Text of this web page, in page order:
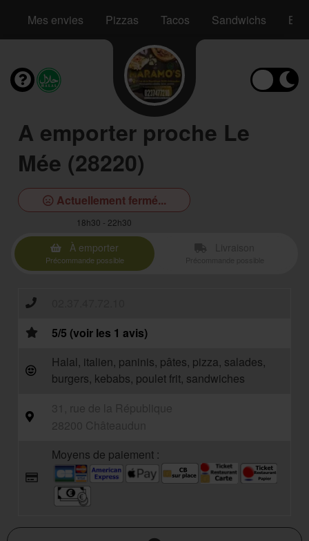
Mes envies Pizzas Tacos Sandwichs
A emporter proche Le
Mée (28220)
Actuellement fermé...
18h30 - 22h30
À emporter
Précommande possible
5/5 (voir les 1 avis)
Halal, italien, paninis, pâtes, pizza, salades,
burgers, kebabs, poulet frit, sandwiches
Moyens de paiement :